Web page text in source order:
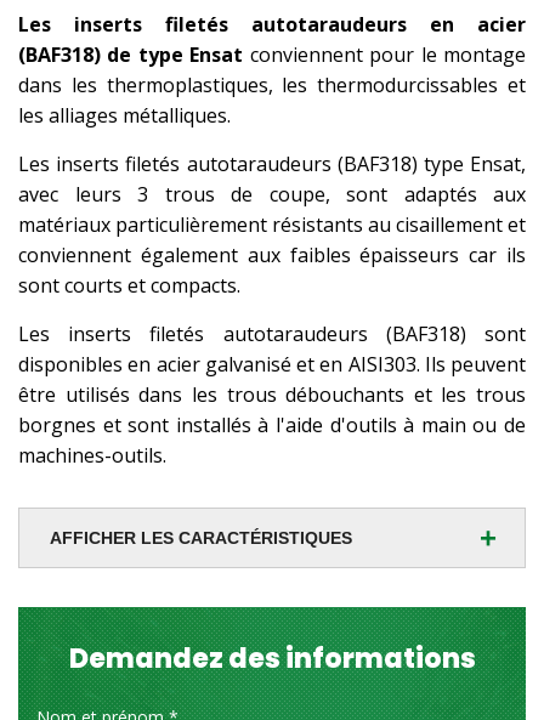
Les inserts filetés autotaraudeurs en acier
(BAF318) de type Ensat conviennent pour le montage
dans les thermoplastiques, les thermodurcissables et
les alliages métalliques.
Les inserts filetés autotaraudeurs (BAF318) type Ensat,
avec leurs 3 trous de coupe, sont adaptés aux
matériaux particulièrement résistants au cisaillement et
conviennent également aux faibles épaisseurs car ils
sont courts et compacts.
Les inserts filetés autotaraudeurs (BAF318) sont
disponibles en acier galvanisé et en AISI303. Ils peuvent
être utilisés dans les trous débouchants et les trous
borgnes et sont installés à l'aide d'outils à main ou de
machines-outils.
+
AFFICHER LES CARACTÉRISTIQUES
Demandez des informations